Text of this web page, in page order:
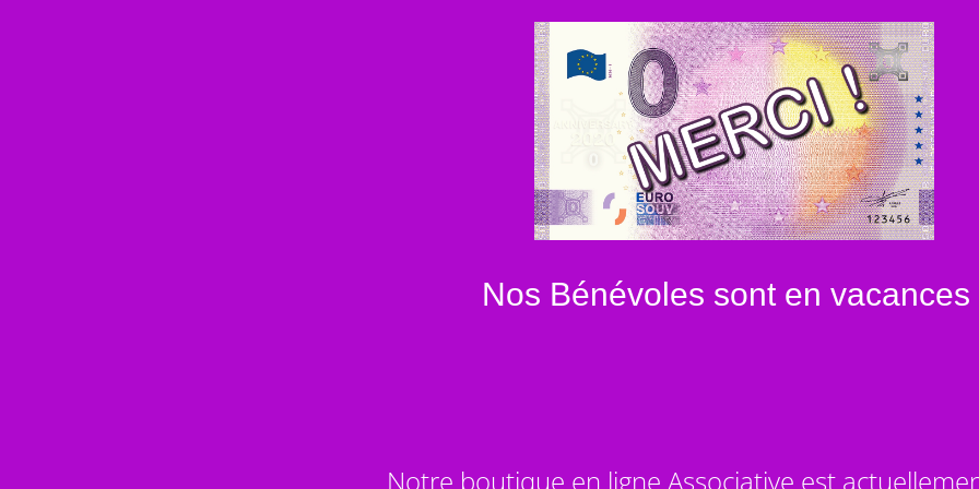
Nos Bénévoles sont en vacances
Notre boutique en ligne Associative est